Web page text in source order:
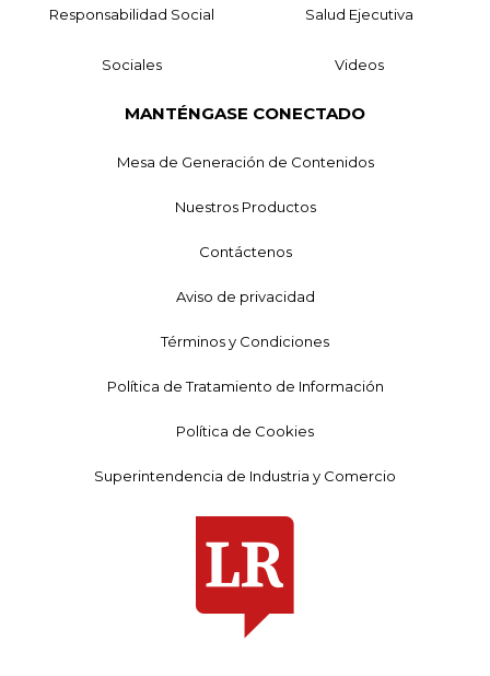
Responsabilidad Social Salud Ejecutiva
Sociales Videos
MANTÉNGASE CONECTADO
Mesa de Generación de Contenidos
Nuestros Productos
Contáctenos
Aviso de privacidad
Términos y Condiciones
Política de Tratamiento de Información
Política de Cookies
Superintendencia de Industria y Comercio